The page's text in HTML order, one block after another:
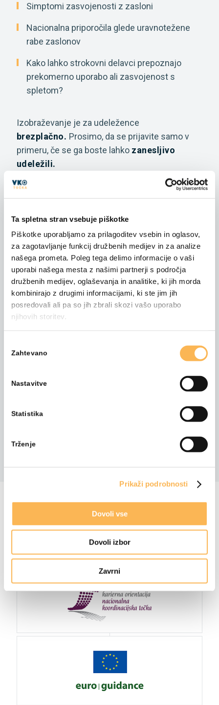
Ta spletna stran vsebuje piškotke
Piškotke uporabljamo za prilagoditev vsebin in oglasov,
za zagotavljanje funkcij družbenih medijev in za analize
našega prometa. Poleg tega delimo informacije o vaši
uporabi našega mesta z našimi partnerji s področja
družbenih medijev, oglaševanja in analitike, ki jih morda
kombinirajo z drugimi informacijami, ki ste jim jih
posredovali ali pa so jih zbrali skozi vašo uporabo
njihovih storitev.
soglasja
Zahtevano
Nastavitve
Statistika
Trženje
Prikaži podrobnosti
Dovoli vse
Dovoli izbor
Zavrni
Simptomi zasvojenosti z zasloni
Nacionalna priporočila glede uravnotežene
rabe zaslonov
Kako lahko strokovni delavci prepoznajo
prekomerno uporabo ali zasvojenost s
spletom?
Izobraževanje je za udeležence
brezplačno. Prosimo, da se prijavite samo v
primeru, če se ga boste lahkozanesljivo
udeležili.
Organiziramo in plačamo ga iz
projekta
»Razvoj storitev VKO in nadaljnja krepitev
Operativnega programa za izvajanje Evropske
kohezijske politike v obdobju 2014-2020.
17. MAR 2022
13:00 - 14:30
Spletna video konferenca (Zoom)
Dogodek je v zaključen. Prijave niso več
Usposabljanje je namenjeno kariernim